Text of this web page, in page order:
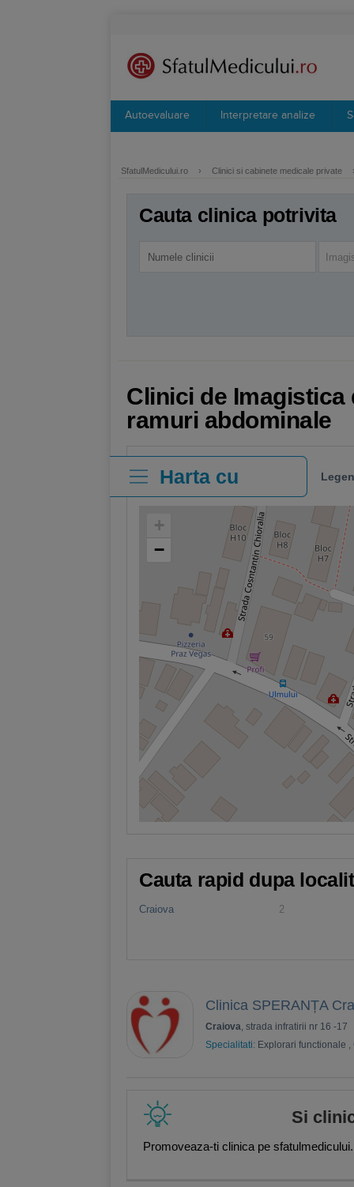
Autoevaluare Interpretare analize
SfatulMedicului.ro › Clinici si cabinete medicale private
Cauta clinica potrivita
Clinici de
ramuri abdominale
Harta cu
clinici
+
−
Cauta rapid dupa
Craiova 2
Clinica SPERANȚA
Craiova, strada infratirii nr 16 -17
Specialitati: Explorari functionale ,
Si
Promoveaza-ti clinica pe